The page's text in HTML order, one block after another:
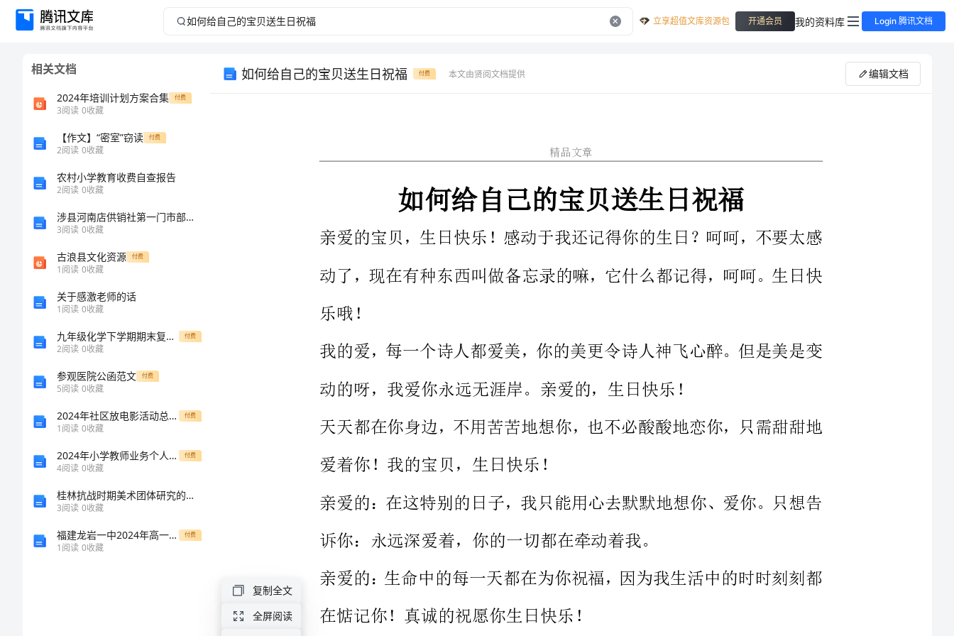
如
立享超值文库资源包 开通会员 我的资料库 Login 腾讯文档
相关文档
2024年培训计划方案合集 付费
3阅读 0收藏
【作文】“密室”窃读 付费
2阅读 0收藏
农村小学教育收费自查报告
2阅读 0收藏
涉县河南店供销社第一门市部介绍企业发展分析报告
3阅读 0收藏
古浪县文化资源 付费
1阅读 0收藏
关于感激老师的话
1阅读 0收藏
九年级化学下学期期末复习 常见物质的性质学案(无答案) 新人教版 试题 付费
2阅读 0收藏
参观医院公函范文 付费
5阅读 0收藏
2024年社区放电影活动总结范文 付费
1阅读 0收藏
2024年小学教师业务个人学习总结范文 付费
4阅读 0收藏
桂林抗战时期美术团体研究的开题报告
3阅读 0收藏
福建龙岩一中2024年高一物理下学期期末经典试题含解析 付费
1阅读 0收藏
如何给自己的宝贝送生日祝福 付费 本文由贤阅文档提供 编辑文档
风是扁的，情是圆的；信息是短的，日子是长的。人是远的，心是近
如何给自己的宝贝送生日祝福
亲爱的宝贝，生日快乐！感动于我还记得你的生日？呵呵，不要太感
动了，现在有种东西叫做备忘录的嘛，它什么都记得，呵呵。生日快
我的爱，每一个诗人都爱美，你的美更令诗人神飞心醉。但是美是变
爱着你！我的宝贝，生日快乐！
亲爱的：在这特别的日子，我只能用心去默默地想你、爱你。只想告
诉你：永远深爱着，你的一切都在牵动着我。
没有你，世界会崩塌半边；有了你，世界会乐翻天；遇到你之前，世
界是一片荒原，遇到你之后，世界是一个乐园。亲爱的，生日快乐！
复制全文
全屏阅读